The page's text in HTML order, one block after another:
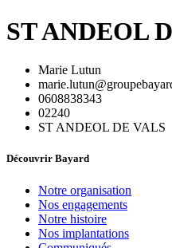
ST ANDEOL
Marie Lutun
0608838343
02240
ST ANDEOL DE VALS
Découvrir Bayard
Notre organisation
Nos engagements
Notre histoire
Nos implantations